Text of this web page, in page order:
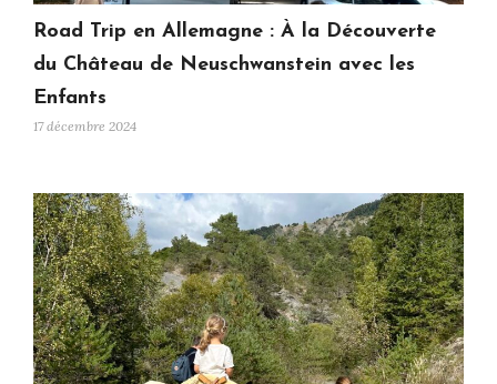
Road Trip en Allemagne : À la Découverte
du Château de Neuschwanstein avec les
Enfants
17 décembre 2024